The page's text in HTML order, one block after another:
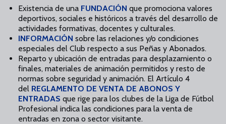
Existencia de una FUNDACIÓN que promociona valores
deportivos, sociales e históricos a través del desarrollo de
actividades formativas, docentes y culturales.
INFORMACIÓN sobre las relaciones y/o condiciones
especiales del Club respecto a sus Peñas y Abonados.
Reparto y ubicación de entradas para desplazamiento o
finales, materiales de animación permitidos y resto de
normas sobre seguridad y animación. El Artículo 4
del REGLAMENTO DE VENTA DE ABONOS Y
ENTRADAS que rige para los clubes de la Liga de Fútbol
Profesional indica las condiciones para la venta de
entradas en zona o sector visitante.